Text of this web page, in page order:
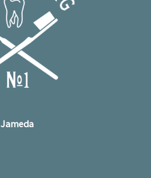
Jameda